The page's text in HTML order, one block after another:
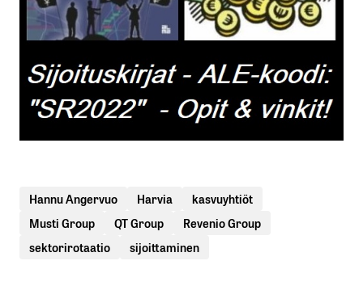
Hannu Angervuo Harvia
kasvuyhtiöt
Musti Group
QT Group
Revenio Group
sektorirotaatio
sijoittaminen